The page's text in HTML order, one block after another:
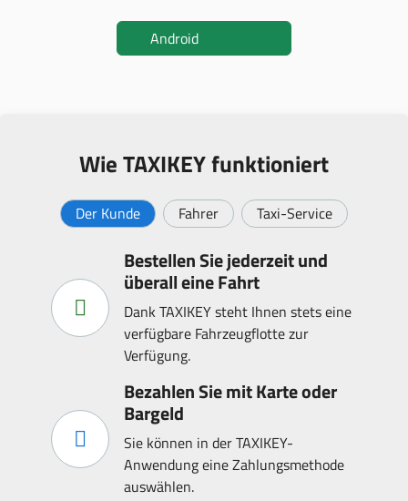
Android
Wie TAXIKEY funktioniert
Der Kunde Fahrer Taxi-Service
Bestellen Sie jederzeit und
überall eine Fahrt
Dank TAXIKEY steht Ihnen stets eine
verfügbare Fahrzeugflotte zur
Verfügung.
Bezahlen Sie mit Karte oder
Bargeld
Sie können in der TAXIKEY-
Anwendung eine Zahlungsmethode
auswählen.